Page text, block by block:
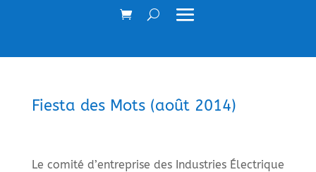
Fiesta des Mots (août 2014)
Le comité d’entreprise des Industries Électrique